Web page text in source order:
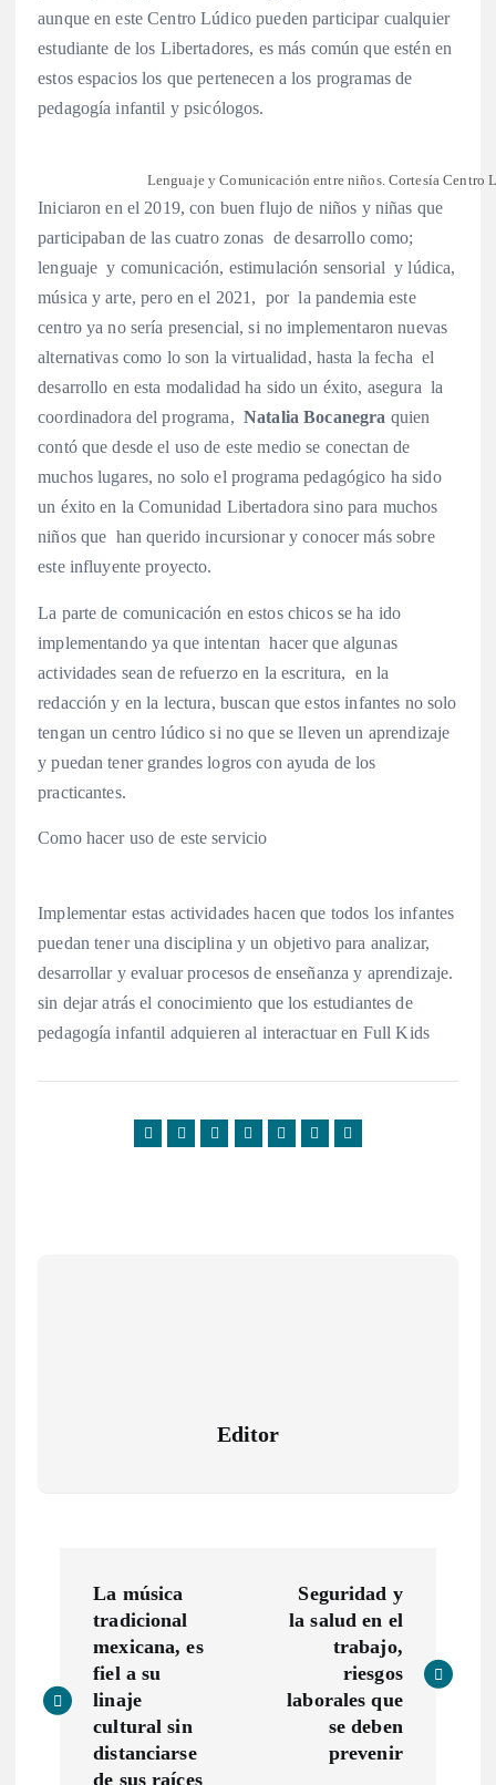
aunque en este Centro Lúdico pueden participar cualquier
estudiante de los Libertadores, es más común que estén en
estos espacios los que pertenecen a los programas de
pedagogía infantil y psicólogos.
Lenguaje y Comunicación entre niños. Cortesía Centro
Iniciaron en el 2019, con buen flujo de niños y niñas que
participaban de las cuatro zonas de desarrollo como;
lenguaje y comunicación, estimulación sensorial y lúdica,
música y arte, pero en el 2021, por la pandemia este
centro ya no sería presencial, si no implementaron nuevas
alternativas como lo son la virtualidad, hasta la fecha el
desarrollo en esta modalidad ha sido un éxito, asegura la
coordinadora del programa, Natalia Bocanegra quien
contó que desde el uso de este medio se conectan de
muchos lugares, no solo el programa pedagógico ha sido
un éxito en la Comunidad Libertadora sino para muchos
niños que han querido incursionar y conocer más sobre
este influyente proyecto.
La parte de comunicación en estos chicos se ha ido
implementando ya que intentan hacer que algunas
actividades sean de refuerzo en la escritura, en la
redacción y en la lectura, buscan que estos infantes no solo
tengan un centro lúdico si no que se lleven un aprendizaje
y puedan tener grandes logros con ayuda de los
practicantes.
Como hacer uso de este servicio
Implementar estas actividades hacen que todos los infantes
puedan tener una disciplina y un objetivo para analizar,
desarrollar y evaluar procesos de enseñanza y aprendizaje.
sin dejar atrás el conocimiento que los estudiantes de
pedagogía infantil adquieren al interactuar en Full Kids
Editor
v
La música
tradicional
mexicana, es
fiel a su
linaje
cultural sin
distanciarse
de sus raíces
Seguridad y
la salud en el
trabajo,
riesgos
laborales que
se deben
prevenir